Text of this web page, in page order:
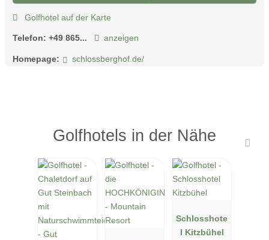
Golfhotel auf der Karte
Telefon: +49 865... anzeigen
Homepage: schlossberghof.de/
Golfhotels in der Nähe
Schlosshote
l Kitzbühel